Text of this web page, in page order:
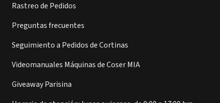
Rastreo de Pedidos
Preguntas frecuentes
Seguimiento a Pedidos de Cortinas
Videomanuales Máquinas de Coser MIA
Giveaway Parisina